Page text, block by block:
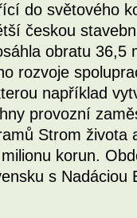
do světového
českou
obratu 36,5
rozvoje
například
provozní
Strom
korun.
s Nadáciou